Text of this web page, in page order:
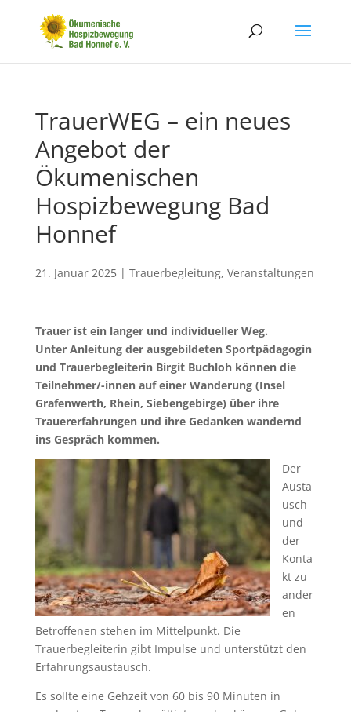
TrauerWEG – ein neues
Angebot der
Ökumenischen
Hospizbewegung Bad
Honnef
21. Januar 2025| Trauerbegleitung, Veranstaltungen
Trauer ist ein langer und individueller Weg.
Unter Anleitung der ausgebildeten Sportpädagogin
und Trauerbegleiterin Birgit Buchloh können die
Teilnehmer/-innen auf einer Wanderung (Insel
Grafenwerth, Rhein, Siebengebirge) über ihre
Trauererfahrungen und ihre Gedanken wandernd
ins Gespräch kommen.
Der
Austa
usch
und
der
Konta
kt zu
ander
en
Betroffenen stehen im Mittelpunkt. Die
Trauerbegleiterin gibt Impulse und unterstützt den
Erfahrungsaustausch.
Es sollte eine Gehzeit von 60 bis 90 Minuten in